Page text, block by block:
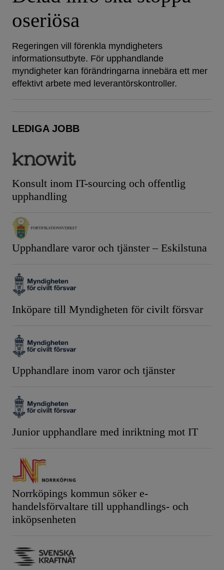
oseriösa
Regeringen vill förenkla myndigheters
informationsutbyte. För upphandlande
myndigheter kan förändringarna innebära ett mer
effektivt arbete med leverantörskontroller.
LEDIGA JOBB
Konsult inom IT-sourcing och offentlig
upphandling
Upphandlare varor och tjänster – Eskilstuna
Inköpare till Myndigheten för civilt försvar
Upphandlare inom varor och tjänster
Junior upphandlare med inriktning mot IT
Norrköpings kommun söker e-
handelsförvaltare till upphandlings- och
inköpsenheten